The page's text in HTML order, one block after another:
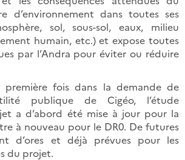
d’environnement dans toutes ses
sol, sous-sol, eaux, milieu
humain, etc.) et expose toutes
par l’Andra pour éviter ou réduire
fois dans la demande de
publique de Cigéo, l’étude
a d’abord été mise à jour pour la
à nouveau pour le DR0. De futures
d’ores et déjà prévues pour les
du projet.